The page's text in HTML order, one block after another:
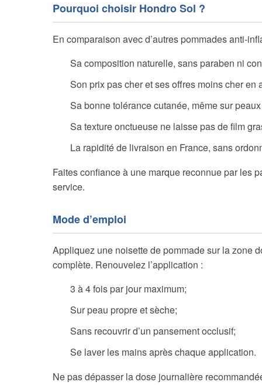
Pourquoi choisir Hondro Sol ?
En comparaison avec d’autres pommades anti-
Sa composition naturelle, sans paraben ni
Son prix pas cher et ses offres moins cher en
Sa bonne tolérance cutanée, même sur
Sa texture onctueuse ne laisse pas de film
La rapidité de livraison en France, sans
Faites confiance à une marque reconnue par les
service.
Mode d’emploi
Appliquez une noisette de pommade sur la zone
complète. Renouvelez l’application :
3 à 4 fois par jour maximum;
Sur peau propre et sèche;
Sans recouvrir d’un pansement occlusif;
Se laver les mains après chaque application.
Ne pas dépasser la dose journalière